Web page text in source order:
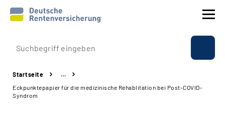
Prävention
Reha
Startseite
…
Eckpunktepapier für die medizinische Rehablitation bei Post-COVID-
Syndrom